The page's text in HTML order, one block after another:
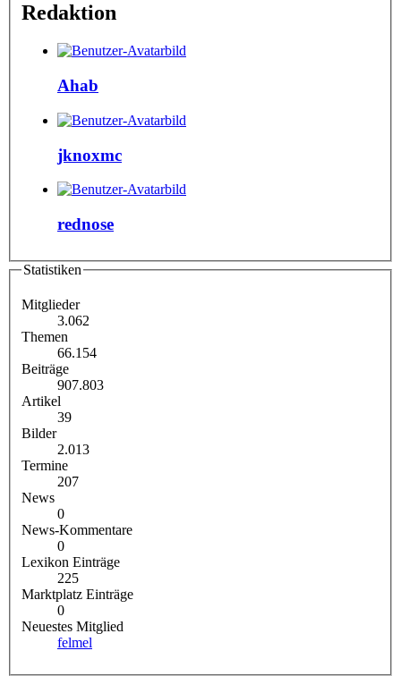
Redaktion
Ahab
jknoxmc
rednose
Statistiken
Mitglieder
3.062
Themen
66.154
Beiträge
907.803
Artikel
39
Bilder
2.013
Termine
207
News
0
News-Kommentare
0
Lexikon Einträge
225
Marktplatz Einträge
0
Neuestes Mitglied
felmel